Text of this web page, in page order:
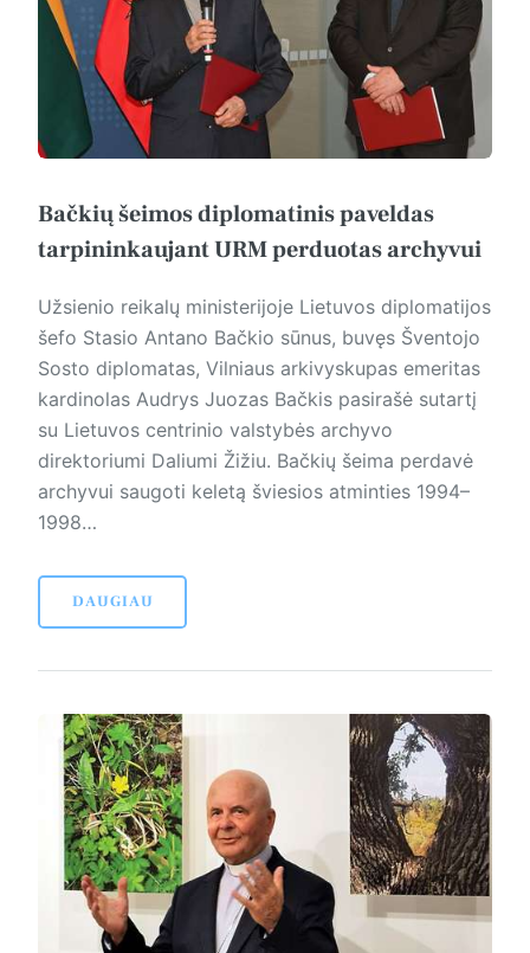
Bačkių šeimos diplomatinis paveldas
tarpininkaujant URM perduotas archyvui
Užsienio reikalų ministerijoje Lietuvos diplomatijos
šefo Stasio Antano Bačkio sūnus, buvęs Šventojo
Sosto diplomatas, Vilniaus arkivyskupas emeritas
kardinolas Audrys Juozas Bačkis pasirašė sutartį
su Lietuvos centrinio valstybės archyvo
direktoriumi Daliumi Žižiu. Bačkių šeima perdavė
archyvui saugoti keletą šviesios atminties 1994–
1998…
DAUGIAU